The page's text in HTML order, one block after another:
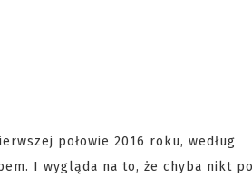
połowie 2016 roku, według
I wygląda na to, że chyba nikt